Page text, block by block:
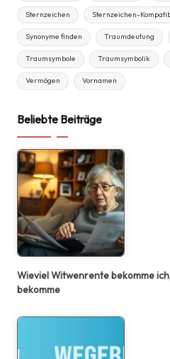
Sternzeichen Sternzeichen-
Synonyme finden Traumdeutung
Traumsymbole Traumsymbolik
Vermögen Vornamen
Beliebte Beiträge
Wieviel Witwenrente bekomme
bekomme